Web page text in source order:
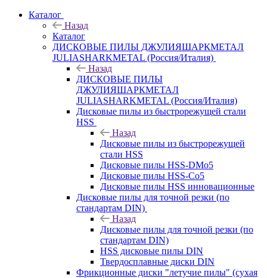
Каталог
Назад
Каталог
ДИСКОВЫЕ ПИЛЫ ДЖУЛИЯШАРКМЕТАЛ
JULIASHARKMETAL (Россия/Италия)
Назад
ДИСКОВЫЕ ПИЛЫ
ДЖУЛИЯШАРКМЕТАЛ
JULIASHARKMETAL (Россия/Италия)
Дисковые пилы из быстрорежущей стали
HSS
Назад
Дисковые пилы из быстрорежущей
стали HSS
Дисковые пилы HSS-DMo5
Дисковые пилы HSS-Co5
Дисковые пилы HSS инновационные
Дисковые пилы для точной резки (по
стандартам DIN)
Назад
Дисковые пилы для точной резки (по
стандартам DIN)
HSS дисковые пилы DIN
Твердосплавные диски DIN
Фрикционные диски "летучие пилы" (сухая